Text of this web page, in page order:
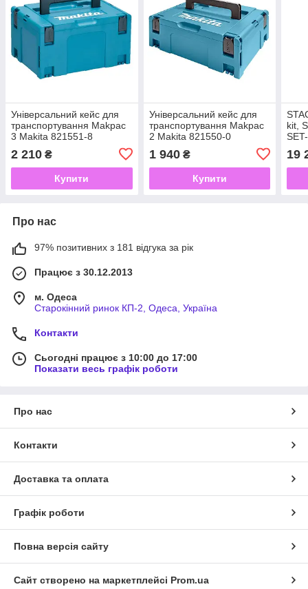
Універсальний кейс для
транспортування Makpac
3 Makita 821551-8
2 210 ₴
Купити
Універсальний кейс для
транспортування Makpac
2 Makita 821550-0
1 940₴
Купити
kit,
19
Про нас
97% позитивних з 181 відгука за рік
Працює з 30.12.2013
м. Одеса
Старокінний ринок КП-2, Одеса, Україна
Контакти
Сьогодні працює з 10:00 до 17:00
Показати весь графік роботи
Про нас
Контакти
Доставка та оплата
Графік роботи
Повна версія сайту
Сайт створено на маркетплейсі Prom.ua